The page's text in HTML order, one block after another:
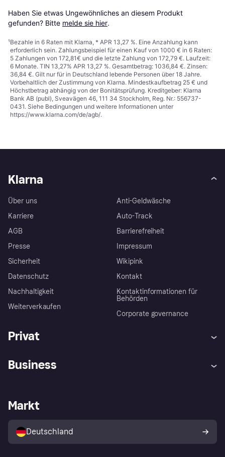
Haben Sie etwas Ungewöhnliches an diesem Produkt
gefunden? Bitte melde sie hier.
¹Bezahle in 6 Raten mit Klarna, * APR 13,27 %. Eine Anzahlung kann
erforderlich sein. Zahlungsbeispiel für einen Kauf von 1000 € in 6 Raten:
5 Zahlungen von 172,81€ und die letzte Zahlung von 172,79 €. Laufzeit:
6 Monate. TIN 13,27% APR 13,27 %. Gesamtbetrag: 1036,84 €. Zinsen:
36,84 €. Gilt nur für in Deutschland lebende Personen über 18 Jahre.
Vorbehaltlich der Zustimmung von Klarna. Mindestkaufbetrag 25 € und
Höchstbetrag abhängig von der Bonitätsprüfung. Kreditgeber: Klarna
Bank AB (publ), Sveavägen 46, 111 34 Stockholm, Reg. Nr.: 556737-
0431. Siehe Bedingungen und weitere Informationen unter
https://www.klarna.com/de/agb/.
Klarna
Über uns
Karriere
AGB
Presse
Sicherheit
Datenschutz
Nachhaltigkeit
Weiterverkaufen
Anti-Geldwäsche
Auto-Track
Barrierefreiheit
Impressum
Wikipink
Kontakt
Kontaktinformationen für
Behörden
Corporate governance
Privat
Klarna App
Shops entdecken
Käuferschutzrichtlinie
Dein Widerrufsrecht
Business
Händlerportal
Markt
Deutschland